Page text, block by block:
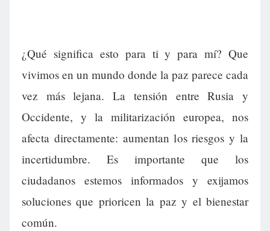
¿Qué significa esto para ti y para mí? Que
vivimos en un mundo donde la paz parece cada
vez más lejana. La tensión entre Rusia y
Occidente, y la militarización europea, nos
afecta directamente: aumentan los riesgos y la
incertidumbre. Es importante que los
ciudadanos estemos informados y exijamos
soluciones que prioricen la paz y el bienestar
común.